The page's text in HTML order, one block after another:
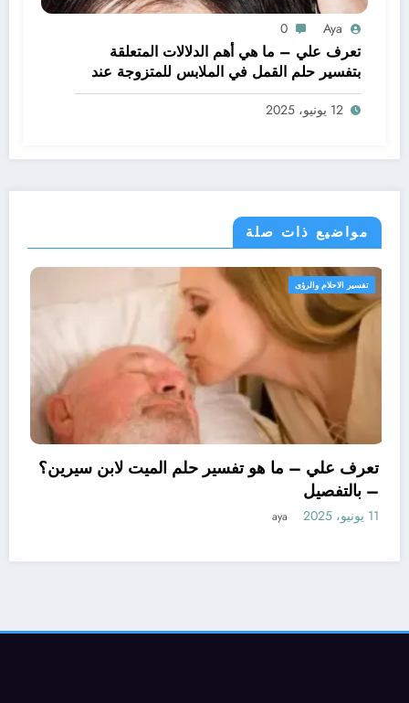
Aya
0
تعرف علي – ما هي أهم الدلالات المتعلقة
بتفسير حلم القمل في الملابس للمتزوجة عند
ابن سيرين؟ – بالتفصيل
12 يونيو، 2025
مواضيع ذات صلة
تفسير الاحلام والرؤى
تعرف علي – ما هو تفسير
سيرين لتفسير حلم